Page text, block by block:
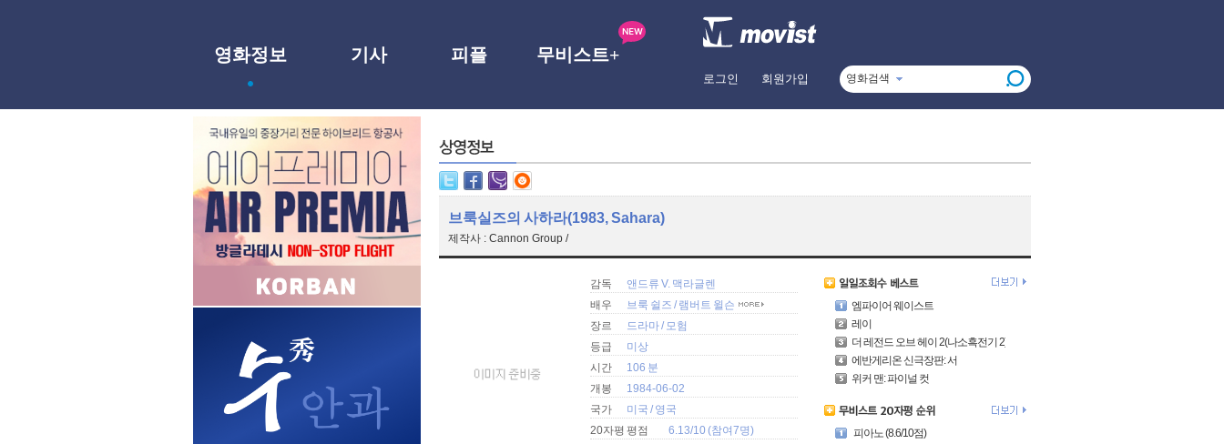
영화정보 기사 피플 무비스트+
로그인 회원가입 영화검색
브룩실즈의 사하라(1983, Sahara)
제작사 : Cannon Group /
감독
앤드류 V. 맥라글렌
배우
브룩 쉴즈 /램버트 윌슨
장르
드라마/모험
등급
미상
시간
106 분
개봉
1984-06-02
국가
미국 /영국
20자평 평점
6.13/10 (참여7명)
엠파이어 웨이스트
레이
더 레전드 오브 헤이 2(나소흑전기 2)
에반게리온 신극장판: 서
위커 맨: 파이널 컷
피아노 (8.6/10점)